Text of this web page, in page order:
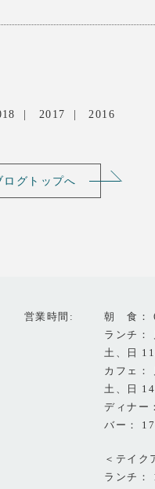
2017 2016
ログトップへ
営業時間
朝 食：
ランチ：
土、日
カフェ：
土、日
ディナー
バー：
＜テイク
ランチ：